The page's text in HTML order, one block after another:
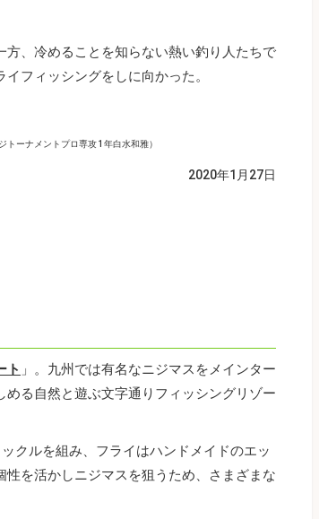
、冷めることを知らない熱い釣り人たちで
イフィッシングをしに向かった。
トーナメントプロ専攻 1年白水和雅）
2020年1月27日
ト 」。九州では有名なニジマスをメインター
る自然と遊ぶ文字通りフィッシングリゾー
クルを組み、フライはハンドメイドのエッ
を活かしニジマスを狙うため、さまざまな